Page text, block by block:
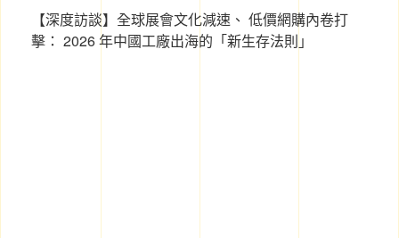
【深度訪談】全球展會文化減速、 低價網購內卷打
擊： 2026 年中國工廠出海的「新生存法則」